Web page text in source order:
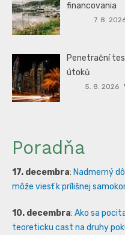
financovania
7. 8.
Penetrační
útoků
5. 8. 2026
Poradňa
17. decembra: Nadmerný
môže viesť k prílišnej
10. decembra: Ako sa
teoreticku cast na druhy